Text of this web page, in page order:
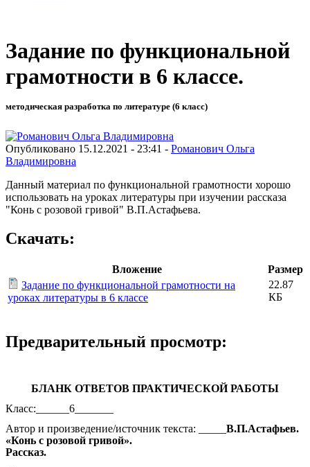
Задание по функциональной
грамотности в 6 классе.
методическая разработка по литературе (6 класс)
Опубликовано 15.12.2021 - 23:41 - Романович Ольга
Владимировна
Данный материал по функциональной грамотности хорошо
использовать на уроках литературы при изучении рассказа
"Конь с розовой гривой" В.П.Астафьева.
Скачать:
Вложение
Размер
Задание по функциональной грамотности на
уроках литературы в 6 классе
22.87
КБ
Предварительный просмотр:
БЛАНК ОТВЕТОВ ПРАКТИЧЕСКОЙ РАБОТЫ
Класс:______6_______
Автор и произведение/источник текста: _____ В.П.Астафьев.
«Конь с розовой гривой».
Рассказ.